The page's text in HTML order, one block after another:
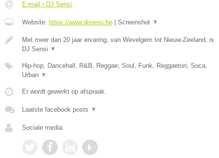
E-mail › DJ Sensi
Website: https://www.djsensi.be Screenshot ▼
Met meer dan 20 jaar ervaring, van Wevelgem tot Nieuw-Zeeland, is
DJ Sensi ▼
Hip-hop, Dancehall, R&B, Reggae, Soul, Funk, Reggaeton, Soca,
Urban ▼
Er wordt gewerkt op afspraak.
Laatste facebook posts ▼
Sociale media: